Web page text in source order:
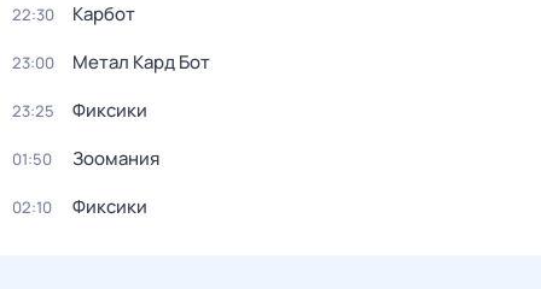
22:30 Карбот
23:00 Метал Кард Бот
23:25 Фиксики
01:50 Зоомания
02:10 Фиксики